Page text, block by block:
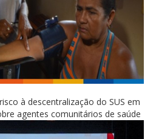
à descentralização do SUS em
agentes comunitários de saúde